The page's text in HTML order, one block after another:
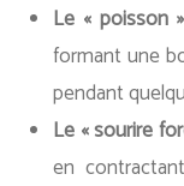
Le « poisson
formant une
pendant
Le « sourire
en